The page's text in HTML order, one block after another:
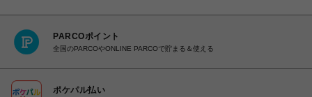
PARCOポイント
全国のPARCOやONLINE PARCOで貯まる＆使える
ポケパル払い